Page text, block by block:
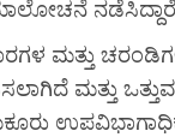
ಮತ್ತು
ಮತ್ತು